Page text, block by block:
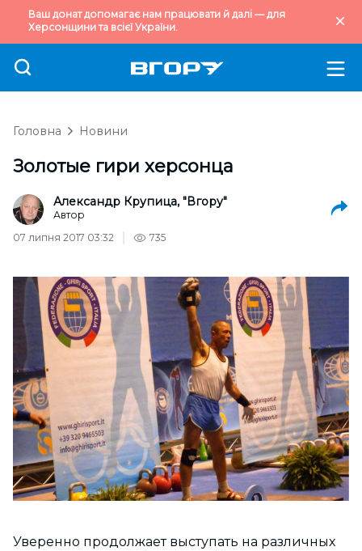
Ваш донат допомагає нам працювати й далі — для
Херсонщини та всієї України.
Головна Новини
Золотые гири херсонца
Александр Крупица, "Вгору"
Автор
07 липня 2017 03:32
735
Уверенно продолжает выступать на различных